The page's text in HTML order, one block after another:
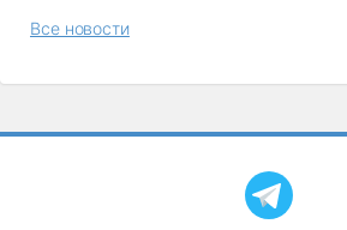
Все новости